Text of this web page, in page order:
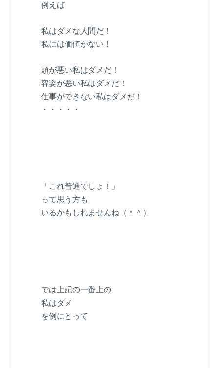
例えば
私はダメな人間だ！
私には価値がない！
頭が悪い私はダメだ！
容姿が悪い私はダメだ！
仕事ができない私はダメだ！
・・・・・
「これ普通でしょ！」
って思う方も
いるかもしれませんね（＾＾）
では上記の一番上の
私はダメ
を例にとって